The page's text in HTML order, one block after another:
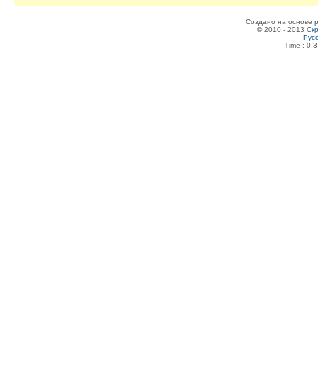
Создано на основе
© 2010 - 2013
Time :